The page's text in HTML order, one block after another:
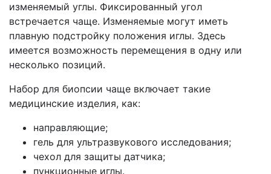
изменяемый углы. Фиксированный угол
встречается чаще. Изменяемые могут иметь
плавную подстройку положения иглы. Здесь
имеется возможность перемещения в одну или
несколько позиций.
Набор для биопсии чаще включает такие
медицинские изделия, как:
направляющие;
гель для ультразвукового исследования;
чехол для защиты датчика;
пункционные иглы.